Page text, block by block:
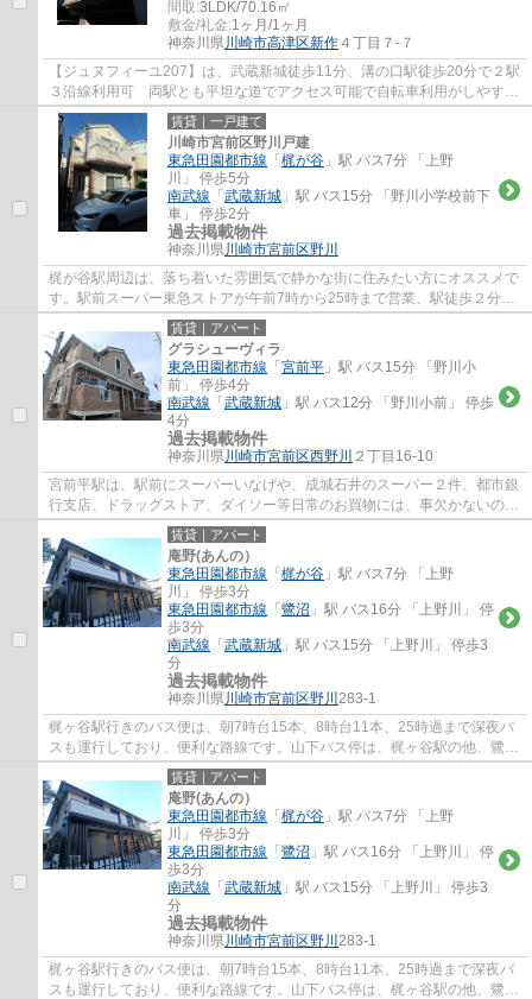
間取:3LDK/70.16㎡
敷金/礼金:1ヶ月/1ヶ月
神奈川県川崎市高津区新作 ４丁目７-７
【ジュヌフィーユ207】は、武蔵新城徒歩11分、溝の口駅徒歩20分で２駅
３沿線利用可 両駅とも平坦な道でアクセス可能で自転車利用がしやすい
立地、溝の口駅までバス便も運行しており、...
賃貸｜一戸建て
川崎市宮前区野川戸建
東急田園都市線 「 梶が谷 」駅 バス7分 「上野
川」 停歩5分
南武線 「 武蔵新城 」駅 バス15分 「野川小学校前下
車」 停歩2分
過去掲載物件
神奈川県川崎市宮前区野川
梶が谷駅周辺は、落ち着いた雰囲気で静かな街に住みたい方にオススメで
す。駅前スーパー東急ストアが午前7時から25時まで営業、駅徒歩２分の
高津郵便局は、高津区の本局で不在時の荷物...
賃貸｜アパート
グラシューヴィラ
東急田園都市線 「 宮前平 」駅 バス15分 「野川小
前」 停歩4分
南武線 「 武蔵新城 」駅 バス12分 「野川小前」 停歩
4分
過去掲載物件
神奈川県川崎市宮前区西野川 ２丁目16-10
宮前平駅は、駅前にスーパーいなげや、成城石井のスーパー２件、都市銀
行支店、ドラッグストア、ダイソー等日常のお買物には、事欠かないの
と、駅北側には、宮前区役所、宮前図書館、...
賃貸｜アパート
庵野(あんの）
東急田園都市線 「 梶が谷 」駅 バス7分 「上野
川」 停歩3分
東急田園都市線 「 鷺沼 」駅 バス16分 「上野川」 停
歩3分
南武線 「 武蔵新城 」駅 バス15分 「上野川」 停歩3
分
過去掲載物件
神奈川県川崎市宮前区野川 283-1
梶ヶ谷駅行きのバス便は、朝7時台15本、8時台11本、25時過まで深夜バ
スも運行しており、便利な路線です。山下バス停は、梶ヶ谷駅の他、鷺
沼、宮前平、武蔵中原、武蔵小杉にもバスが運...
賃貸｜アパート
庵野(あんの）
東急田園都市線 「 梶が谷 」駅 バス7分 「上野
川」 停歩3分
東急田園都市線 「 鷺沼 」駅 バス16分 「上野川」 停
歩3分
南武線 「 武蔵新城 」駅 バス15分 「上野川」 停歩3
分
過去掲載物件
神奈川県川崎市宮前区野川 283-1
梶ヶ谷駅行きのバス便は、朝7時台15本、8時台11本、25時過まで深夜バ
スも運行しており、便利な路線です。山下バス停は、梶ヶ谷駅の他、鷺